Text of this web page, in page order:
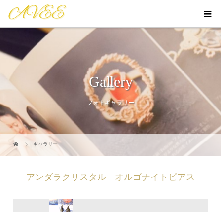
Gallery
フォトギャラリー
ギャラリー
アンダラクリスタル オルゴナイトピアス